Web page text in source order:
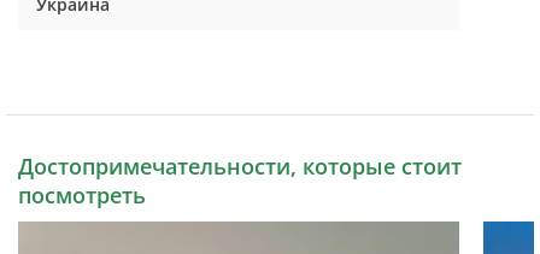
Достопримечательности, которые стоит
посмотреть